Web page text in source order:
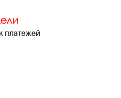
платежей